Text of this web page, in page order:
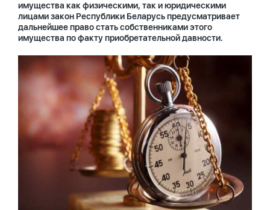
имущества как физическими, так и юридическими
лицами закон Республики Беларусь предусматривает
дальнейшее право стать собственниками этого
имущества по факту приобретательной давности.